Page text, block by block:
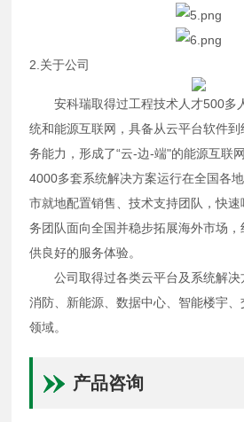
2.关于公司
安科瑞取得过工程技术人才500多
统和能源互联网，具备从云平台软件
务能力，形成了“云-边-端"的能源互联
4000多套系统解决方案运行在全国各
市就地配置销售、技术支持团队，快
务团队面向全国并稳步拓展海外市场
供良好的服务体验。
公司取得过各类云平台及系统解决
消防、新能源、数据中心、智能楼宇
领域。
产品咨询